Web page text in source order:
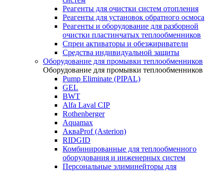
Реагенты для очистки систем отопления
Реагенты для установок обратного осмоса
Реагенты и оборудование для разборной
очистки пластинчатых теплообменников
Спреи активаторы и обезжириватели
Средства индивидуальной защиты
Оборудование для промывки теплообменников
Оборудование для промывки теплообменников
Pump Eliminate (PIPAL)
GEL
BWT
Alfa Laval CIP
Rothenberger
Aquamax
АкваProf (Asterion)
RIDGID
Комбинированные для теплообменного
оборудования и инженерных систем
Персональные элиминейторы для